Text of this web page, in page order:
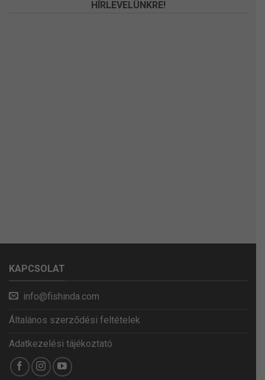
HÍRLEVELÜNKRE!
KAPCSOLAT
info@fishinda.com
Általános szerződési feltételek
Adatkezelési tájékoztató